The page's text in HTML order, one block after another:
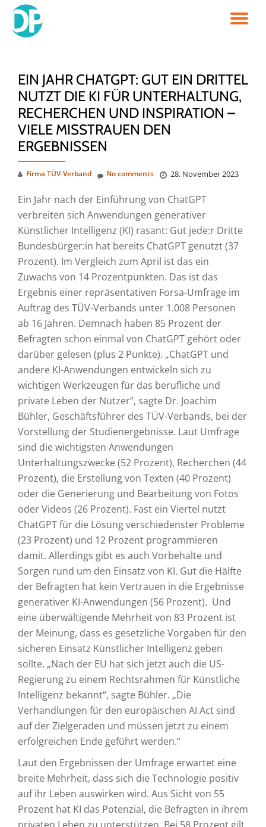
Skip
EIN JAHR CHATGPT: GUT EIN DRITTEL
NUTZT DIE KI FÜR UNTERHALTUNG,
RECHERCHEN UND INSPIRATION –
VIELE MISSTRAUEN DEN
ERGEBNISSEN
Firma TÜV-Verband 28. November 2023
No comments
Ein Jahr nach der Einführung von ChatGPT
verbreiten sich Anwendungen generativer
Künstlicher Intelligenz (KI) rasant: Gut jede:r Dritte
Bundesbürger:in hat bereits ChatGPT genutzt (37
Prozent). Im Vergleich zum April ist das ein
Zuwachs von 14 Prozentpunkten. Das ist das
Ergebnis einer repräsentativen Forsa-Umfrage im
Auftrag des TÜV-Verbands unter 1.008 Personen
ab 16 Jahren. Demnach haben 85 Prozent der
Befragten schon einmal von ChatGPT gehört oder
darüber gelesen (plus 2 Punkte). „ChatGPT und
andere KI-Anwendungen entwickeln sich zu
wichtigen Werkzeugen für das berufliche und
private Leben der Nutzer“, sagte Dr. Joachim
Bühler, Geschäftsführer des TÜV-Verbands, bei der
Vorstellung der Studienergebnisse. Laut Umfrage
sind die wichtigsten Anwendungen
Unterhaltungszwecke (52 Prozent), Recherchen (44
Prozent), die Erstellung von Texten (40 Prozent)
oder die Generierung und Bearbeitung von Fotos
oder Videos (26 Prozent). Fast ein Viertel nutzt
ChatGPT für die Lösung verschiedenster Probleme
(23 Prozent) und 12 Prozent programmieren
damit. Allerdings gibt es auch Vorbehalte und
Sorgen rund um den Einsatz von KI. Gut die Hälfte
der Befragten hat kein Vertrauen in die Ergebnisse
generativer KI-Anwendungen (56 Prozent). Und
eine überwältigende Mehrheit von 83 Prozent ist
der Meinung, dass es gesetzliche Vorgaben für den
sicheren Einsatz Künstlicher Intelligenz geben
sollte. „Nach der EU hat sich jetzt auch die US-
Regierung zu einem Rechtsrahmen für Künstliche
Intelligenz bekannt“, sagte Bühler. „Die
Verhandlungen für den europäischen AI Act sind
auf der Zielgeraden und müssen jetzt zu einem
erfolgreichen Ende geführt werden.“
Laut den Ergebnissen der Umfrage erwartet eine
breite Mehrheit, dass sich die Technologie positiv
auf ihr Leben auswirken wird. Aus Sicht von 55
Prozent hat KI das Potenzial, die Befragten in ihrem